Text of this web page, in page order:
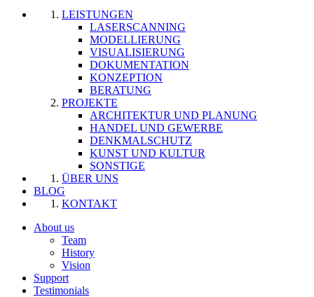
LEISTUNGEN
LASERSCANNING
MODELLIERUNG
VISUALISIERUNG
DOKUMENTATION
KONZEPTION
BERATUNG
PROJEKTE
ARCHITEKTUR UND PLANUNG
HANDEL UND GEWERBE
DENKMALSCHUTZ
KUNST UND KULTUR
SONSTIGE
ÜBER UNS
BLOG
KONTAKT
About us
Team
History
Vision
Support
Testimonials